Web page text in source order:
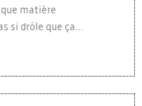
matière
si drôle que ça...